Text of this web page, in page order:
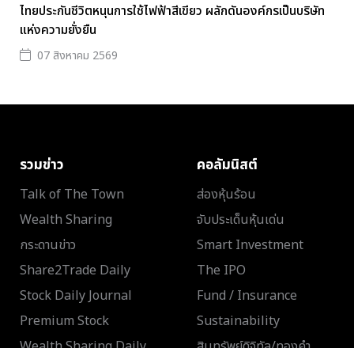
ไทยประกันชีวิตหนุนการใช้ไฟฟ้าสีเขียว ผลักดันองค์กรเป็นบริษัท
แห่งความยั่งยืน
07 สิงหาคม 2569
รวมข่าว
Talk of The Town
Wealth Sharing
กระดานข่าว
Share2Trade Daily
Stock Daily Journal
Premium Stock
คอลัมนิสต์
ส่องหุ้นร้อน
จับประเด็นหุ้นเด่น
Smart Investment
The IPO
Fund / Insurance
Sustainability